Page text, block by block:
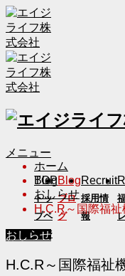
メニュー
TOP
トッ
プペ
ージ
Blog
ブロ
グ
Recruit
採用情
報
ホーム
Blog
おしらせ
H.C.R～国際福
おしらせ
H.C.R～国際福祉